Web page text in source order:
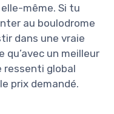
même. Si tu
au boulodrome
dans une vraie
qu’avec un meilleur
ressenti global
prix demandé.